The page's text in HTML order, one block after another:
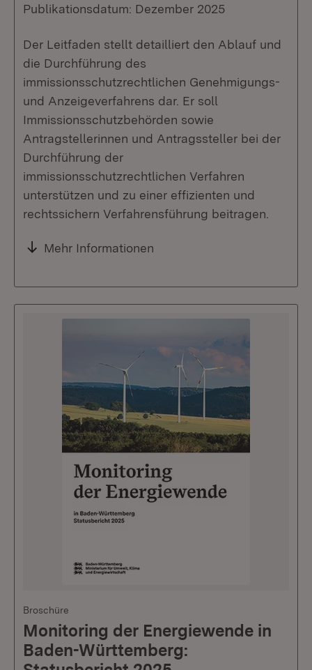
Publikationsdatum: Dezember 2025
Der Leitfaden stellt detailliert den Ablauf und
die Durchführung des
immissionsschutzrechtlichen Genehmigungs-
und Anzeigeverfahrens dar. Er soll
Immissionsschutzbehörden sowie
Antragstellerinnen und Antragssteller bei der
Durchführung der
immissionsschutzrechtlichen Verfahren
unterstützen und zu einer effizienten und
rechtssichern Verfahrensführung beitragen.
Mehr Informationen
Broschüre
Monitoring der Energiewende in
Baden-Württemberg: